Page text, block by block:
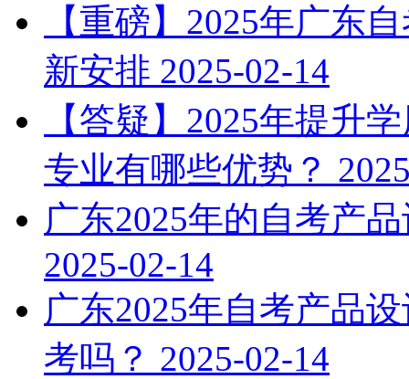
【重磅】2025年广东
新安排 2025-02-14
【答疑】2025年提升
专业有哪些优势？
广东2025年的自考产
2025-02-14
广东2025年自考产品
考吗？ 2025-02-14